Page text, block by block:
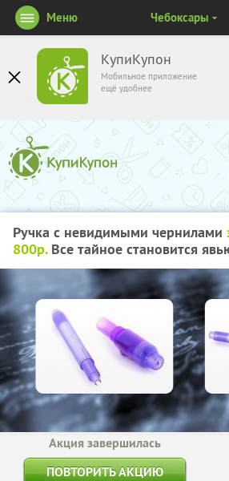
КупиКупон
Мобильное приложение
ещё удобнее
Меню Чебоксары
Ручка с невидимыми чернилами
800р. Все тайное становится
Акция завершилась
ПОВТОРИТЬ АКЦИЮ